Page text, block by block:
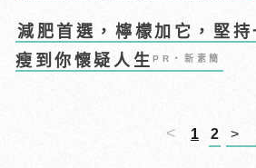
減肥首選，檸檬加它，堅持
瘦到你懷疑人生PR・新素簡
< 1 2 >